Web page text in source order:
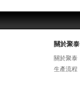
關於聚泰
關於聚泰
生產流程